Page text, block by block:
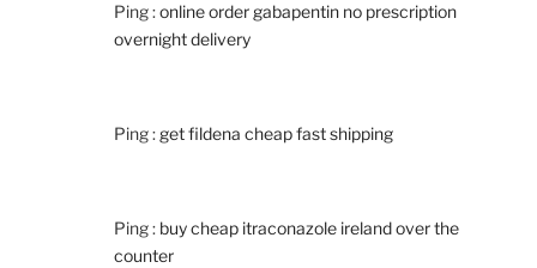
Ping :online order gabapentin no prescription
overnight delivery
Ping : get fildena cheap fast shipping
Ping : buy cheap itraconazole ireland over the
counter